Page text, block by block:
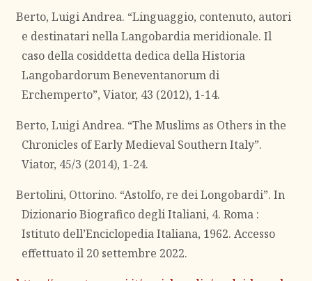
Berto, Luigi Andrea. “Linguaggio, contenuto, autori
e destinatari nella Langobardia meridionale. Il
caso della cosiddetta dedica della Historia
Langobardorum Beneventanorum di
Erchemperto”, Viator, 43 (2012), 1-14.
Berto, Luigi Andrea. “The Muslims as Others in the
Chronicles of Early Medieval Southern Italy”.
Viator, 45/3 (2014), 1-24.
Bertolini, Ottorino. “Astolfo, re dei Longobardi”. In
Dizionario Biografico degli Italiani, 4. Roma :
Istituto dell’Enciclopedia Italiana, 1962. Accesso
effettuato il 20 settembre 2022.